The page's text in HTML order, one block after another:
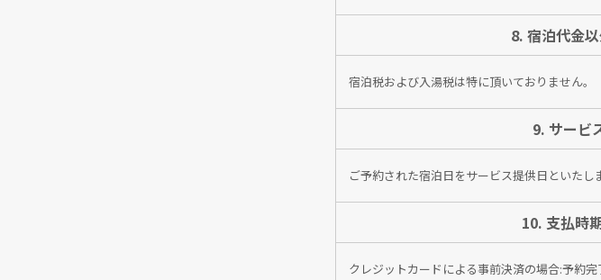
8. 宿泊代金
宿泊税および入湯税は特に頂いておりません。
9. サービ
ご予約された宿泊日をサービス提供日といた
10. 支払時
クレジットカードによる事前決済の場合:予約